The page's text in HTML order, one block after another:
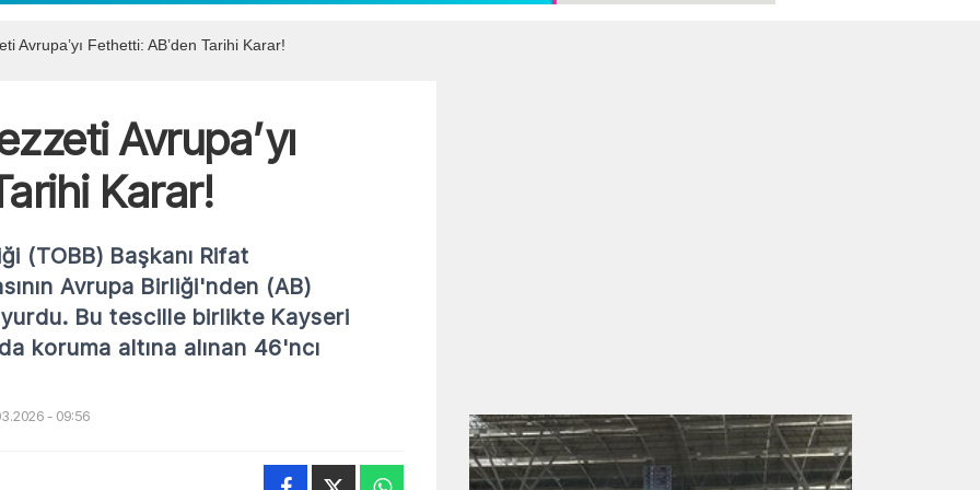
Avrupa’yı Fethetti: AB’den Tarihi Karar!
Avrupa’yı
Karar!
(TOBB) Başkanı Rifat
Avrupa Birliği'nden (AB)
Bu tescille birlikte Kayseri
koruma altına alınan 46'ncı
- 09:56